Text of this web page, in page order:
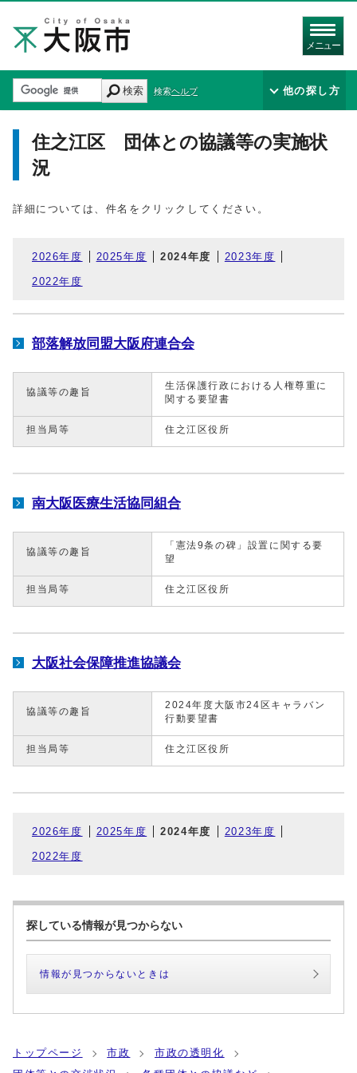
メニュー
検索 検索ヘルプ 他の探し方
住之江区 団体との協議等の実施状
況
詳細については、件名をクリックしてください。
2026年度 2025年度 2024年度 2023年度
2022年度
部落解放同盟大阪府連合会
協議等の趣旨
生活保護行政における人権尊重に
関する要望書
担当局等 住之江区役所
南大阪医療生活協同組合
協議等の趣旨
「憲法9条の碑」設置に関する要
望
担当局等 住之江区役所
大阪社会保障推進協議会
協議等の趣旨
2024年度大阪市24区キャラバン
行動要望書
担当局等 住之江区役所
2026年度 2025年度 2024年度 2023年度
2022年度
探している情報が見つからない
情報が見つからないときは
トップページ 市政
市政の透明化